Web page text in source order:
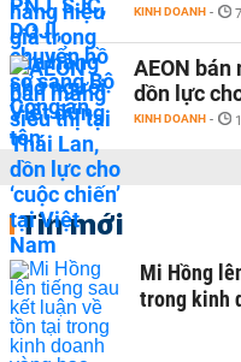
KINH DOANH -
AEON
dồn lực
KINH DOANH -
Tin mới
Mi Hồng
trong kinh